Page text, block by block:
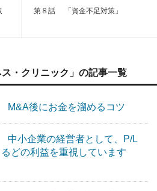
第８話 「資金不足対策」
ス・クリニック」の記事一覧
後にお金を溜めるコツ
小企業の経営者として、P/L
どの利益を重視しています